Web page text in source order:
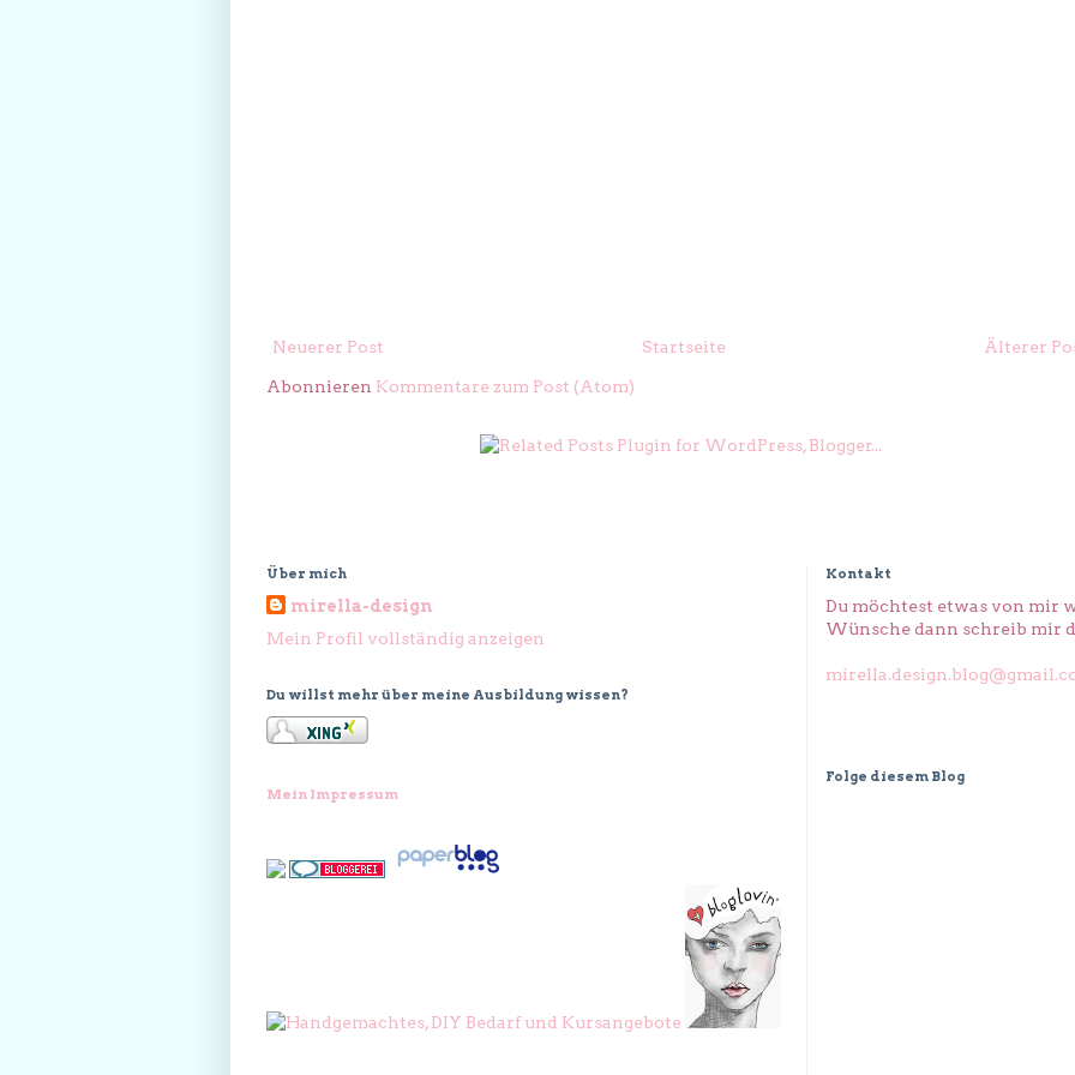
Neuerer Post Älterer
Startseite
Abonnieren Kommentare zum Post (Atom)
Über mich
mirella-design
Mein Profil vollständig anzeigen
Du willst mehr über meine Ausbildung wissen?
Mein Impressum
Kontakt
Du möchtest etwas von mir
Wünsche dann schreib mir
Folge diesem Blog